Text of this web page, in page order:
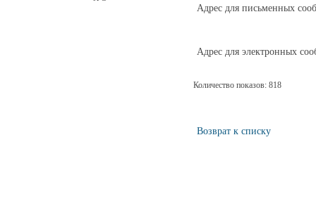
Адрес для письменных
Адрес для электронных
Количество показов: 818
Возврат к списку